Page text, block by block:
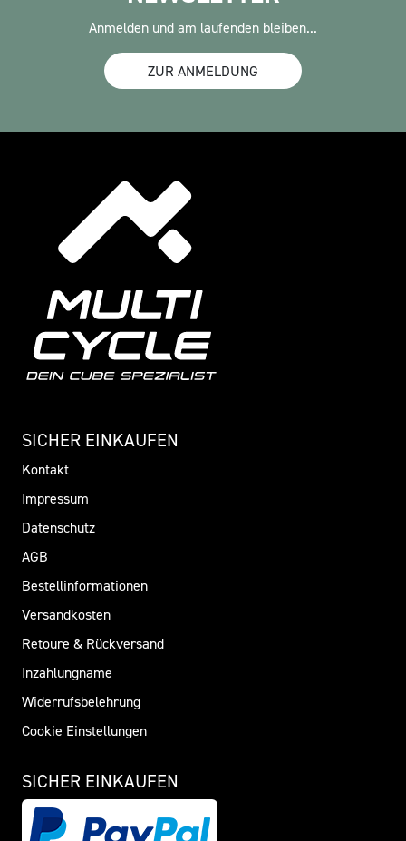
Anmelden und am laufenden bleiben...
ZUR ANMELDUNG
SICHER EINKAUFEN
Kontakt
Impressum
Datenschutz
AGB
Bestellinformationen
Versandkosten
Retoure & Rückversand
Inzahlungname
Widerrufsbelehrung
Cookie Einstellungen
SICHER EINKAUFEN